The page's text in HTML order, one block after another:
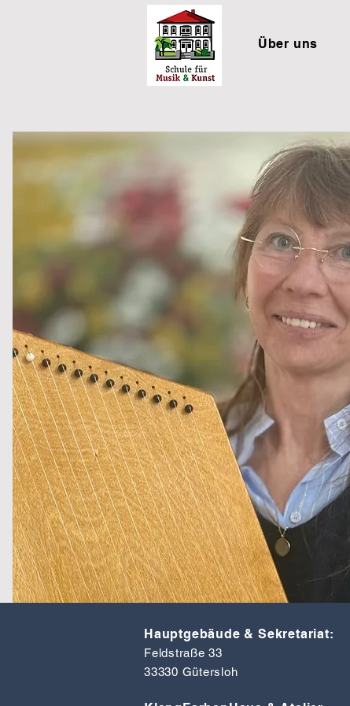
Über uns
Hauptgebäude & Sekretariat:
Feldstraße 33
33330 Gütersloh